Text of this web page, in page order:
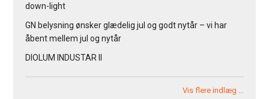
down-light
GN belysning ønsker glædelig jul og godt nytår – vi har
åbent mellem jul og nytår
DIOLUM INDUSTAR II
Vis flere indlæg …